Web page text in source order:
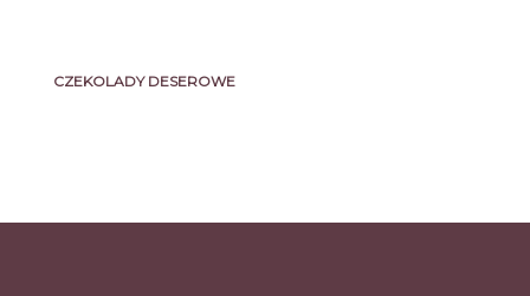
CZEKOLADY DESEROWE